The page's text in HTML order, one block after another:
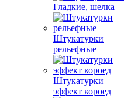
Гладкие, шелка
Штукатурки
рельефные
Штукатурки
эффект короед